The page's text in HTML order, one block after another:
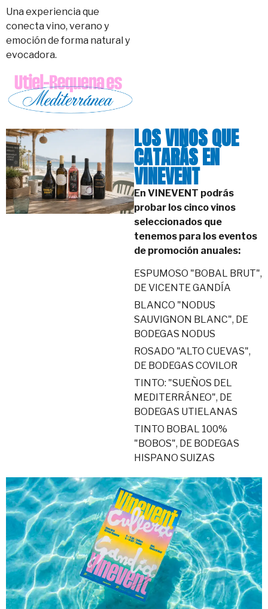
Una experiencia que
conecta vino, verano y
emoción de forma natural y
evocadora.
LOS VINOS QUE
CATARÁS EN
VINEVENT
En VINEVENT podrás
probar los cinco vinos
seleccionados que
tenemos para los eventos
de promoción anuales:
ESPUMOSO "BOBAL BRUT",
DE VICENTE GANDÍA
BLANCO "NODUS
SAUVIGNON BLANC", DE
BODEGAS NODUS
ROSADO "ALTO CUEVAS",
DE BODEGAS COVILOR
TINTO: "SUEÑOS DEL
MEDITERRÁNEO", DE
BODEGAS UTIELANAS
TINTO BOBAL 100%
"BOBOS", DE BODEGAS
HISPANO SUIZAS